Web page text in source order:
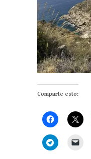
Comparte esto: